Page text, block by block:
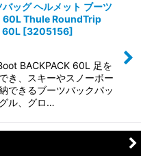
ッグ ヘルメット ブーツ
60L Thule RoundTrip
60L [3205156]
BACKPACK 60L 足を
き、スキーやスノーボー
できるブーツバックパッ
ル、グロ…